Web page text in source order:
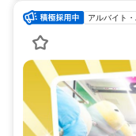
アルバイト・